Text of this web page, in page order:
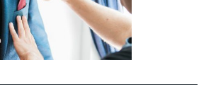
REPORTAGEN